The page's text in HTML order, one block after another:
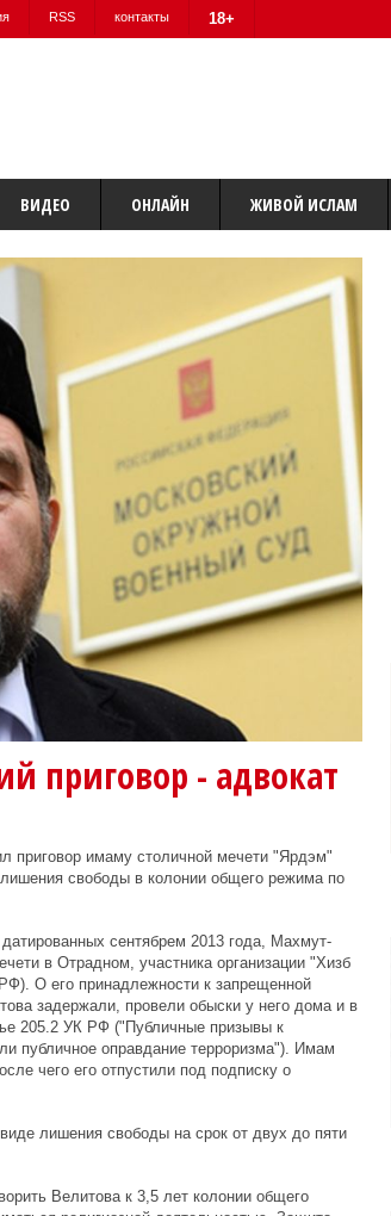
RSS контакты 18+
ВИДЕО ОНЛАЙН ЖИВОЙ ИСЛАМ
приговор - адвокат
приговор имаму столичной мечети "Ярдэм"
свободы в колонии общего режима по
сентябрем 2013 года, Махмут-
в Отрадном, участника организации "Хизб
О его принадлежности к запрещенной
задержали, провели обыски у него дома и в
205.2 УК РФ ("Публичные призывы к
публичное оправдание терроризма"). Имам
чего его отпустили под подписку о
лишения свободы на срок от двух до пяти
Велитова к 3,5 лет колонии общего